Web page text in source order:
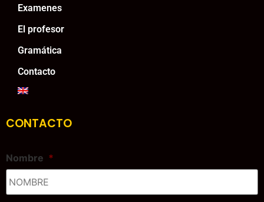
Examenes
El profesor
Gramática
Contacto
CONTACTO
Nombre *